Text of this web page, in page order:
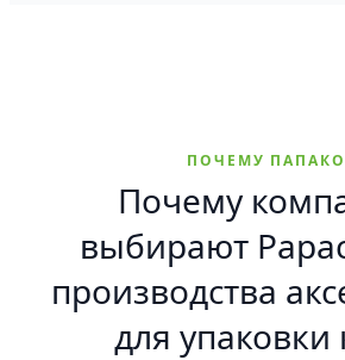
ПОЧЕМУ ПАПАКО
Почему
выбирают
производства
для упаковки